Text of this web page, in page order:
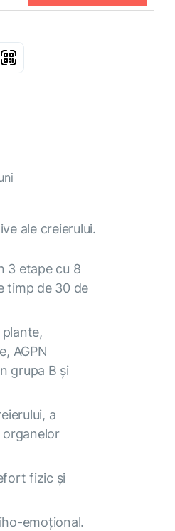
ale creierului.
3 etape cu 8
timp de 30 de
AGPN
grupa B și
a
organelor
fizic și
emoțional.